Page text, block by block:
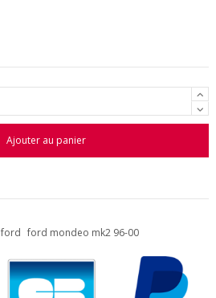
Ajouter au panier
ford ford mondeo mk2 96-00